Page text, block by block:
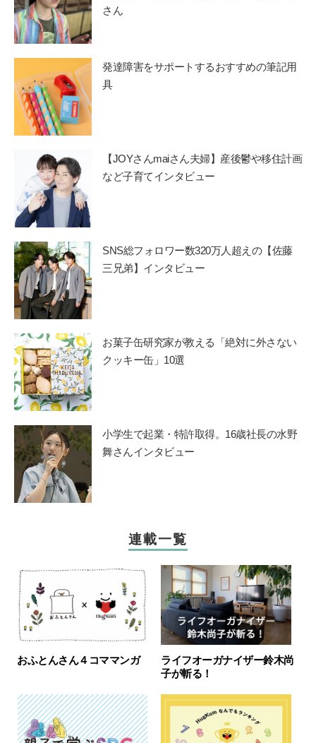
さん
発達障害をサポートするおすすめの筆記用
具
【JOYさんmaiさん夫婦】産後鬱や移住計画
など子育てインタビュー
SNS総フォロワー数320万人超えの【佐藤
三兄弟】インタビュー
お菓子缶研究家が教える「絶対に外さない
クッキー缶」10選
小学生で起業・特許取得。16歳社長の水野
舞さんインタビュー
連載一覧
おふとんさん４コママンガ
ライフオーガナイザー鈴木尚
子が斬る！